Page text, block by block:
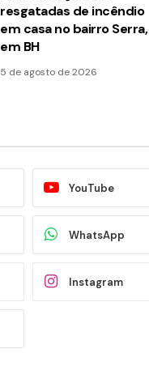
resgatadas de incêndio
em casa no bairro Serra,
em BH
5 de agosto de 2026
YouTube
WhatsApp
Instagram